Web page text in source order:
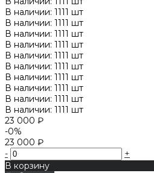
В наличии: 1111 шт
В наличии: 1111 шт
В наличии: 1111 шт
В наличии: 1111 шт
В наличии: 1111 шт
В наличии: 1111 шт
В наличии: 1111 шт
В наличии: 1111 шт
В наличии: 1111 шт
В наличии: 1111 шт
23 000 ₽
-0%
23 000 ₽
-
+
В корзину